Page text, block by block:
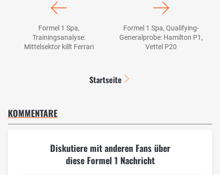
Formel 1 Spa,
Trainingsanalyse:
Mittelsektor killt Ferrari
Formel 1 Spa, Qualifying-
Generalprobe: Hamilton P1,
Vettel P20
Startseite
KOMMENTARE
Diskutiere mit anderen Fans über
diese Formel 1 Nachricht